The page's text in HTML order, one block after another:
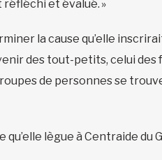
et évalué. »
la cause qu’elle
des tout-petits, celui
de personnes se
lègue à Centraide